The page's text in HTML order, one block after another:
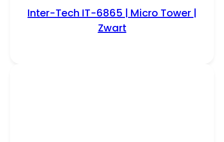
Inter-Tech IT-6865 | Micro Tower |
Zwart